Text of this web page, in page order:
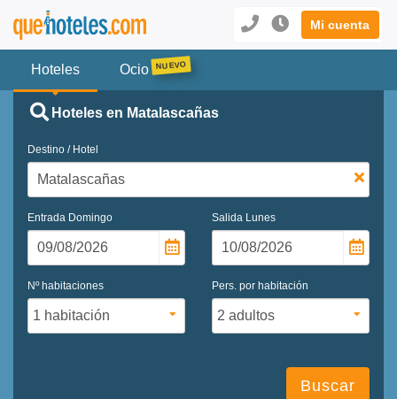
Mi cuenta
Hoteles Ocio
Hoteles en Matalascañas
Destino / Hotel
Entrada Domingo Salida Lunes
Nº habitaciones Pers. por habitación
Buscar